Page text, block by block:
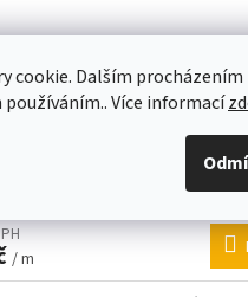
cookie. Dalším
Více informací
HP - tónovací fólie,
/ m